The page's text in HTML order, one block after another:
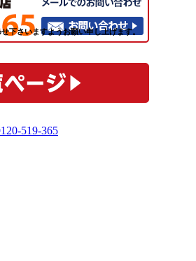
下さいますようお願い申し上げます。